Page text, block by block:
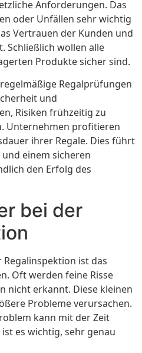
Anforderungen. Das
oder Unfällen sehr wichtig
Vertrauen der Kunden und
Schließlich wollen alle
Produkte sicher sind.
Regalprüfungen
und
Risiken frühzeitig zu
Unternehmen profitieren
ihrer Regale. Dies führt
einem sicheren
den Erfolg des
bei der
ist das
Oft werden feine Risse
nicht erkannt. Diese kleinen
Probleme verursachen.
kann mit der Zeit
es wichtig, sehr genau